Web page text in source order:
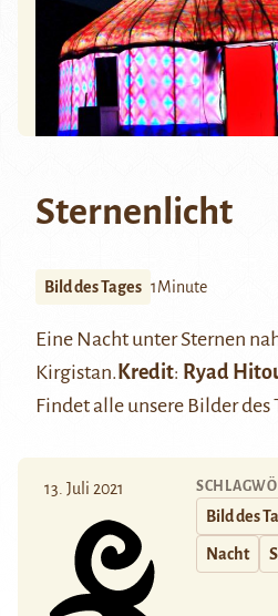
Sternenlicht
Bild des Tages 1Minute
Eine Nacht unter Sternen
Kirgistan.Kredit: Ryad
Findet alle unsere Bilder des
13. Juli 2021
Bild des
Nacht